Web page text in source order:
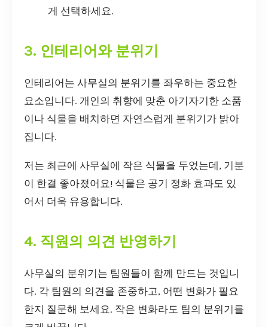
게 선택하세요.
3. 인테리어와 분위기
인테리어는 사무실의 분위기를 좌우하는 중요한
요소입니다. 개인의 취향에 맞춘 아기자기한 소품
이나 식물을 배치하면 자연스럽게 분위기가 밝아
집니다.
저는 최근에 사무실에 작은 식물을 두었는데, 기분
이 한결 좋아졌어요! 식물은 공기 정화 효과도 있
어서 더욱 유용합니다.
4. 직원의 의견 반영하기
사무실의 분위기는 팀원들이 함께 만드는 것입니
다. 각 팀원의 의견을 존중하고, 어떤 변화가 필요
한지 질문해 보세요. 작은 변화라도 팀의 분위기를